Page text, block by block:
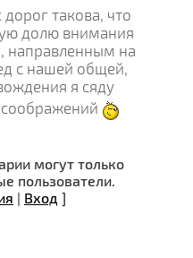
такова, что
долю внимания
направленным на
с нашей общей,
я сяду
могут только
пользователи.
| Вход ]